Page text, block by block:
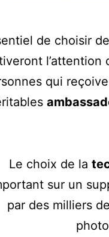
de choisir
l’attention
qui
Le choix de la
sur un
par des milliers